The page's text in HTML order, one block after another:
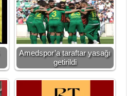
Amedspor’a taraftar yasağı
getirildi